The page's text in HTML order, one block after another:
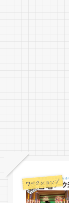
ワークショップ